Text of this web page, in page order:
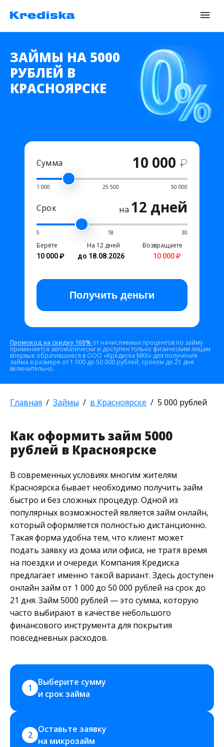
ЗАЙМЫ НА 5000
РУБЛЕЙ В
КРАСНОЯРСКЕ
Сумма 10 000 ₽
1 000 25 500 50 000
Срок на 12 дней
5 18 30
Берёте
10 000 ₽
На 12 дней
до 18.08.2026
Возвращаете
10 000 ₽
Получить деньги
Промокод на скидку 100% от начисляемых процентов по займу
применяется автоматически и доступен только физическим лицам
впервые обратившиеся в ООО «Кредиска МКК» для получения
займа в размере от 1 000 до 50 000 рублей, сроком до 21 дня
включительно.
Главная Займы в Красноярске 5 000 рублей
Как оформить займ 5000
рублей в Красноярске
В современных условиях многим жителям
Красноярска бывает необходимо получить займ
быстро и без сложных процедур. Одной из
популярных возможностей является займ онлайн,
который оформляется полностью дистанционно.
Такая форма удобна тем, что клиент может
подать заявку из дома или офиса, не тратя время
на поездки и очереди. Компания Кредиска
предлагает именно такой вариант. Здесь доступен
онлайн займ от 1 000 до 50 000 рублей на срок до
21 дня. Займ 5000 рублей — это сумма, которую
часто выбирают в качестве небольшого
финансового инструмента для покрытия
повседневных расходов.
1
Выберите сумму
и срок займа
2
Оставьте заявку
на микрозайм